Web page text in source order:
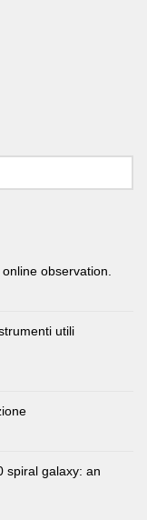
observation.
utili
spiral galaxy: an